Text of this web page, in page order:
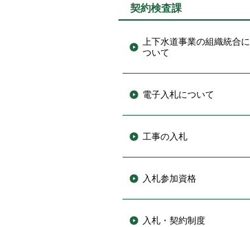
契約検査課
上下水道事業の組織統合に
ついて
電子入札について
工事の入札
入札参加資格
入札・契約制度